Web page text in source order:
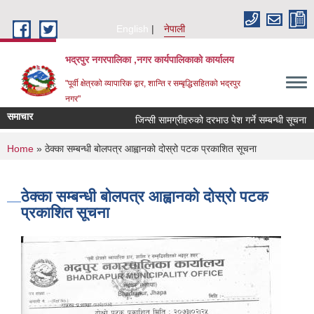
English
नेपाली
भद्रपुर नगरपालिका ,नगर कार्यपालिकाको कार्यालय
"पूर्वी क्षेत्रको व्यापारिक द्वार, शान्ति र सम्बृद्धिसहितको भद्रपुर
नगर"
समाचार जिन्सी सामग्रीहरुको दरभाउ पेश गर्ने सम्बन्धी सूचना
You are here
Home » ठेक्का सम्बन्धी बोलपत्र आह्वानको दोस्रो पटक प्रकाशित सूचना
ठेक्का सम्बन्धी बोलपत्र आह्वानको दोस्रो पटक
प्रकाशित सूचना